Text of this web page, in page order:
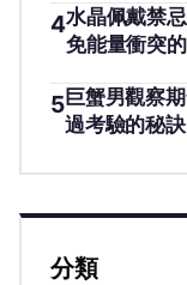
4水晶佩戴禁
免能量衝突
5巨蟹男觀察
過考驗的秘訣
分類